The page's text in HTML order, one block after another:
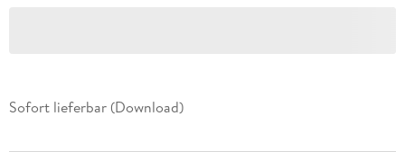
Sofort lieferbar (Download)